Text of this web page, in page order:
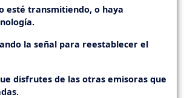
esté transmitiendo, o haya
la señal para reestablecer el
disfrutes de las otras emisoras que